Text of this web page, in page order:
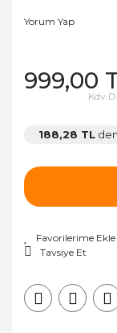
Yorum Yap
999,00
Kdv
188,28 TL
Tavsiye Et